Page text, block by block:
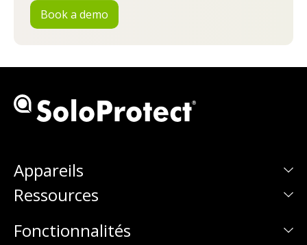
Book a demo
Appareils
Ressources
Fonctionnalités